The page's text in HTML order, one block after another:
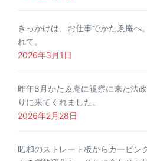
きっかけは、お仕事でかたゑ庵へ
れて。
2026年3月1日
昨年8月かたゑ庵に視察に来た法
りに来てくれました。
2026年2月28日
昭和のストレート板からカービン